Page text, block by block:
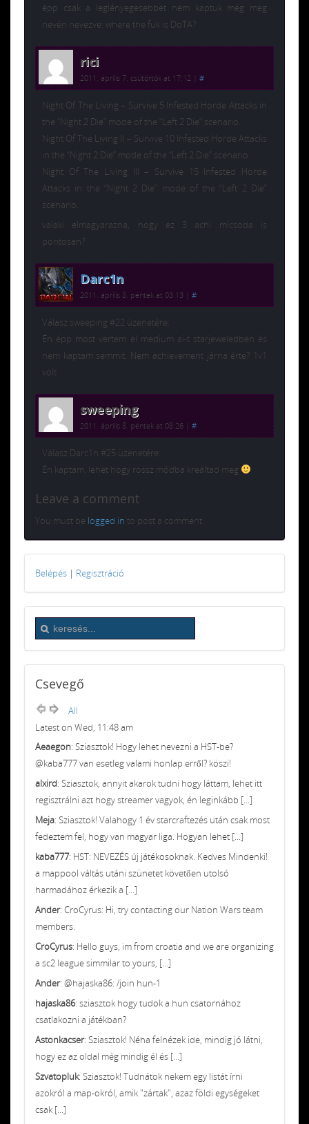
épp csak a leglényegesebbet nem kaptuk még meg
nevén nevezve: where the fuk is DoTA?
rici
2011. április 7. csütörtök at 17:12 #
Night Of The Living – Survive 5 Infested Horde Attacks in
the “Night 2 Die” mode of the “Left 2 Die” scenario.
Night Of The Living II – Survive 10 Infested Horde Attacks
in the “Night 2 Die” mode of the “Left 2 Die” scenario.
Night Of The Living III – Survive 15 Infested Horde
Attacks in the “Night 2 Die” mode of the “Left 2 Die”
scenario.
valaki elmagyarazna, hogy ez 3 achi micsoda is
pontosan?
Darc1n
2011. április 8. péntek at 03:13 #
Válasz sweeping #22 üzenetére:
Én épp most vertem el medium ai-t starjeweledben és
nem kaptam semmit. Nem achievement járna érte? 1v1
volt
sweeping
2011. április 8. péntek at 08:26 #
Válasz Darc1n #25 üzenetére:
Én kaptam, lehet hogy rossz módba kreáltad meg
Leave a comment
You must be logged in to post a comment.
Belépés | Regisztráció
Csevegő
All
Latest on Wed, 11:48 am
Aeaegon: Sziasztok! Hogy lehet nevezni a HST-be?
@kaba777 van esetleg valami honlap erről? köszi!
alxird: Sziasztok, annyit akarok tudni hogy láttam, lehet itt
regisztrálni azt hogy streamer vagyok, én leginkább [...]
Meja: Sziasztok! Valahogy 1 év starcraftezés után csak most
fedeztem fel, hogy van magyar liga. Hogyan lehet [...]
kaba777: HST: NEVEZÉS új játékosoknak. Kedves Mindenki!
a mappool váltás utáni szünetet követően utolsó
harmadához érkezik a [...]
Ander: CroCyrus: Hi, try contacting our Nation Wars team
members.
CroCyrus: Hello guys, im from croatia and we are organizing
a sc2 league simmilar to yours, [...]
Ander: @hajaska86: /join hun-1
hajaska86: sziasztok hogy tudok a hun csatornához
csatlakozni a játékban?
Astonkacser: Sziasztok! Néha felnézek ide, mindig jó látni,
hogy ez az oldal még mindig él és [...]
Szvatopluk: Sziasztok! Tudnátok nekem egy listát írni
azokról a map-okról, amik "zártak", azaz földi egységeket
csak [...]